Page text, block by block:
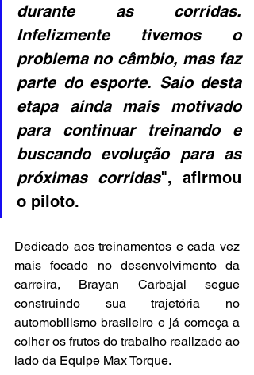
durante as corridas.
Infelizmente tivemos o
problema no câmbio, mas faz
parte do esporte. Saio desta
etapa ainda mais motivado
para continuar treinando e
buscando evolução para as
próximas corridas", afirmou
o piloto.
Dedicado aos treinamentos e cada vez
mais focado no desenvolvimento da
carreira, Brayan Carbajal segue
construindo sua trajetória no
automobilismo brasileiro e já começa a
colher os frutos do trabalho realizado ao
lado da Equipe Max Torque.